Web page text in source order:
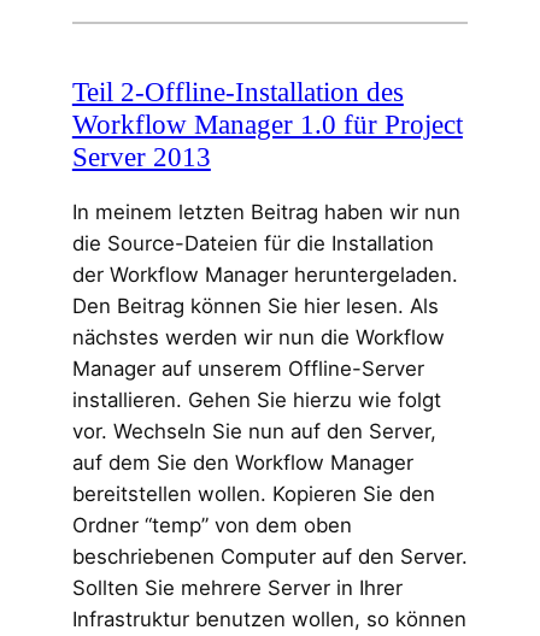
Teil 2-Offline-Installation des
Workflow Manager 1.0 für Project
Server 2013
In meinem letzten Beitrag haben wir nun
die Source-Dateien für die Installation
der Workflow Manager heruntergeladen.
Den Beitrag können Sie hier lesen. Als
nächstes werden wir nun die Workflow
Manager auf unserem Offline-Server
installieren. Gehen Sie hierzu wie folgt
vor. Wechseln Sie nun auf den Server,
auf dem Sie den Workflow Manager
bereitstellen wollen. Kopieren Sie den
Ordner “temp” von dem oben
beschriebenen Computer auf den Server.
Sollten Sie mehrere Server in Ihrer
Infrastruktur benutzen wollen, so können